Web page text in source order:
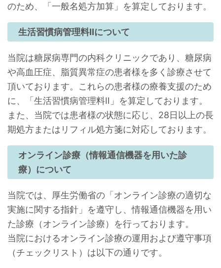
のため、「一般名処方加算」を算定しております。
生活習慣病管理料IIについて
当院は糖尿病専門の内科クリニックであり、糖尿病
や高血圧症、脂質異常症の患者様を多く診療させて
頂いております。これらの患者様の療養支援のため
に、「生活習慣病管理料Ⅱ」を算定しております。
また、当院では患者様の状態に応じ、28日以上の長
期処方またはリフィル処方箋に対応しております。
オンライン診療（情報通信機器を用いた診
療）について
当院では、厚生労働省の「オンライン診療の適切な
実施に関する指針」を遵守し、情報通信機器を用い
た診療（オンライン診療）を行っております。
当院におけるオンライン診療の運用および遵守事項
（チェックリスト）は以下の通りです。